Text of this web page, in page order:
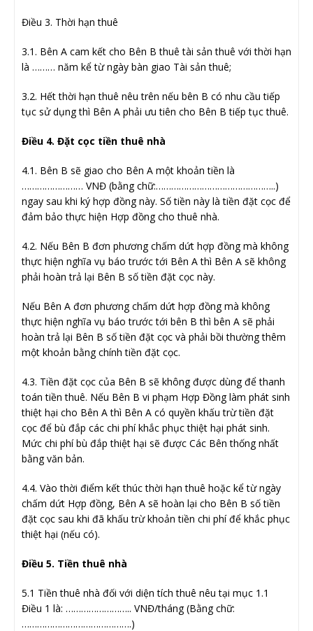
Điều 3. Thời hạn thuê
3.1. Bên A cam kết cho Bên B thuê tài sản thuê với thời hạn
là ……… năm kể từ ngày bàn giao Tài sản thuê;
3.2. Hết thời hạn thuê nêu trên nếu bên B có nhu cầu tiếp
tục sử dụng thì Bên A phải ưu tiên cho Bên B tiếp tục thuê.
Điều 4. Đặt cọc tiền thuê nhà
4.1. Bên B sẽ giao cho Bên A một khoản tiền là
…………………… VNĐ (bằng chữ:………………………………………..)
ngay sau khi ký hợp đồng này. Số tiền này là tiền đặt cọc để
đảm bảo thực hiện Hợp đồng cho thuê nhà.
4.2. Nếu Bên B đơn phương chấm dứt hợp đồng mà không
thực hiện nghĩa vụ báo trước tới Bên A thì Bên A sẽ không
phải hoàn trả lại Bên B số tiền đặt cọc này.
Nếu Bên A đơn phương chấm dứt hợp đồng mà không
thực hiện nghĩa vụ báo trước tới bên B thì bên A sẽ phải
hoàn trả lại Bên B số tiền đặt cọc và phải bồi thường thêm
một khoản bằng chính tiền đặt cọc.
4.3. Tiền đặt cọc của Bên B sẽ không được dùng để thanh
toán tiền thuê. Nếu Bên B vi phạm Hợp Đồng làm phát sinh
thiệt hại cho Bên A thì Bên A có quyền khấu trừ tiền đặt
cọc để bù đắp các chi phí khắc phục thiệt hại phát sinh.
Mức chi phí bù đắp thiệt hại sẽ được Các Bên thống nhất
bằng văn bản.
4.4. Vào thời điểm kết thúc thời hạn thuê hoặc kể từ ngày
chấm dứt Hợp đồng, Bên A sẽ hoàn lại cho Bên B số tiền
đặt cọc sau khi đã khấu trừ khoản tiền chi phí để khắc phục
thiệt hại (nếu có).
Điều 5. Tiền thuê nhà
5.1 Tiền thuê nhà đối với diện tích thuê nêu tại mục 1.1
Điều 1 là: …………………….. VNĐ/tháng (Bằng chữ:
…………………………………….)